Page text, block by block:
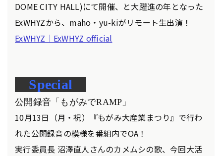
DOME CITY HALL)にて開催、と大躍進の年となった
ExWHYZから、maho・yu-kiがリモート生出演！
ExWHYZ｜ExWHYZ official
Special
公開録音「もがみでRAMP 」
10月13日（月・祝）『もがみ大産業まつり』で行わ
れた公開録音の模様を番組内でOA！
実行委員長 沼澤直人さんのカメムシの歌、今回大活